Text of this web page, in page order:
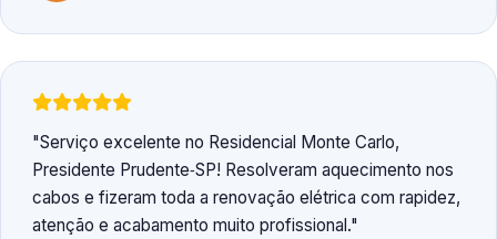
Serviço excelente no Residencial Monte Carlo,
Presidente Prudente‑SP! Resolveram aquecimento nos
cabos e fizeram toda a renovação elétrica com rapidez,
atenção e acabamento muito profissional.